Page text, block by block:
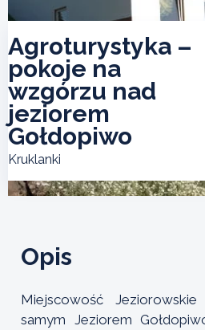
Agroturystyka –
pokoje na
wzgórzu nad
jeziorem
Gołdopiwo
Kruklanki
Opis
Miejscowość
samym Jeziorem